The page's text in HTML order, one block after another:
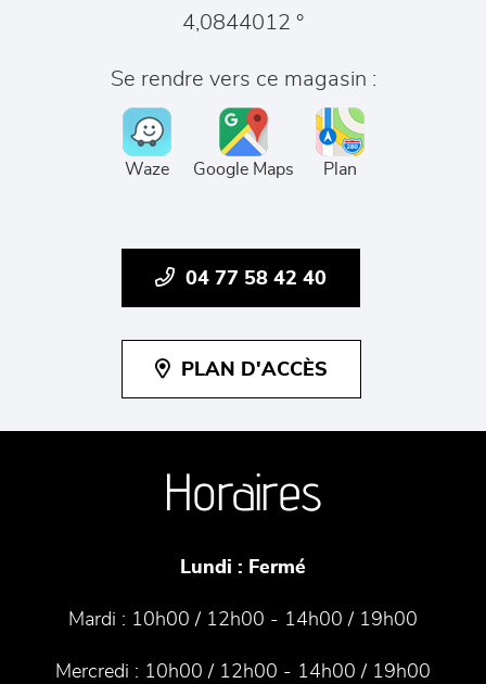
4,0844012 °
Se rendre vers ce magasin :
Waze Google Maps Plan
04 77 58 42 40
PLAN D'ACCÈS
Horaires
Lundi : Fermé
Mardi : 10h00 / 12h00 - 14h00 / 19h00
Mercredi : 10h00 / 12h00 - 14h00 / 19h00